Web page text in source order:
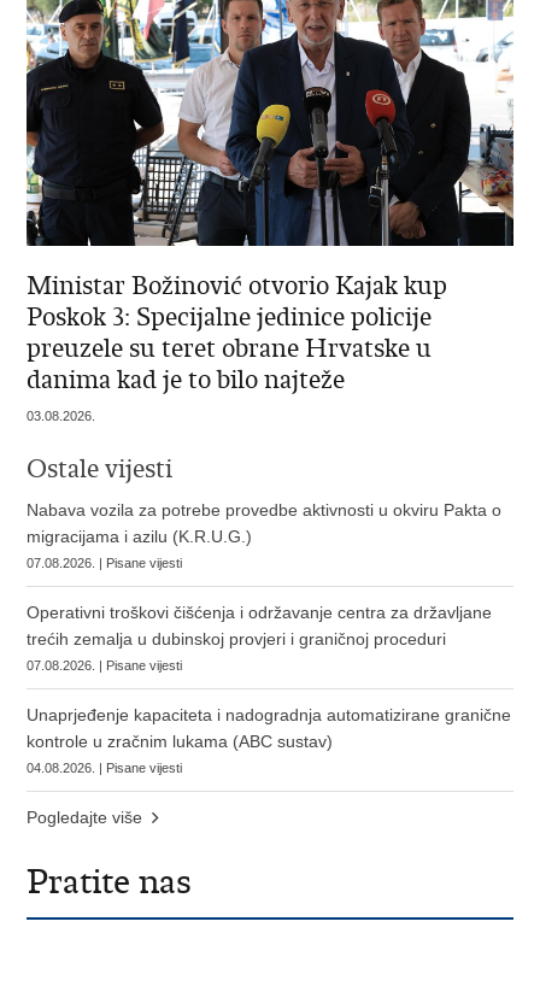
Ministar Božinović otvorio Kajak kup
Poskok 3: Specijalne jedinice policije
preuzele su teret obrane Hrvatske u
danima kad je to bilo najteže
03.08.2026.
Ostale vijesti
Nabava vozila za potrebe provedbe aktivnosti u okviru Pakta o
migracijama i azilu (K.R.U.G.)
07.08.2026. | Pisane vijesti
Operativni troškovi čišćenja i održavanje centra za državljane
trećih zemalja u dubinskoj provjeri i graničnoj proceduri
07.08.2026. | Pisane vijesti
Unaprjeđenje kapaciteta i nadogradnja automatizirane granične
kontrole u zračnim lukama (ABC sustav)
04.08.2026. | Pisane vijesti
Pogledajte više
Pratite nas